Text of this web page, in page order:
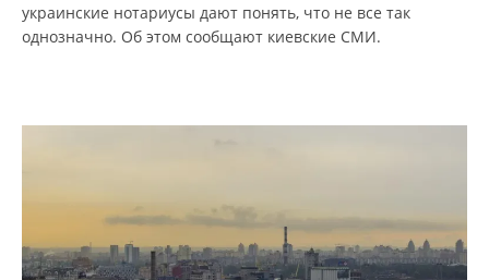
украинские нотариусы дают понять, что не все так
однозначно. Об этом сообщают киевские СМИ.